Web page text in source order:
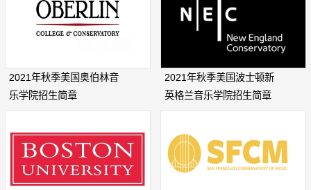
2021年秋季美国奥伯林音
乐学院招生简章
2021年秋季美国波士顿新
英格兰音乐学院招生简章